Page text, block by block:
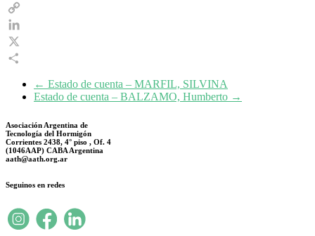
WhatsApp
Copy
Link
LinkedIn
X
← Estado de cuenta – MARFIL, SILVINA
Estado de cuenta – BALZAMO, Humberto →
Asociación Argentina de
Tecnología del Hormigón
Corrientes 2438, 4° piso , Of. 4
(1046AAP) CABA Argentina
aath@aath.org.ar
Seguinos en redes